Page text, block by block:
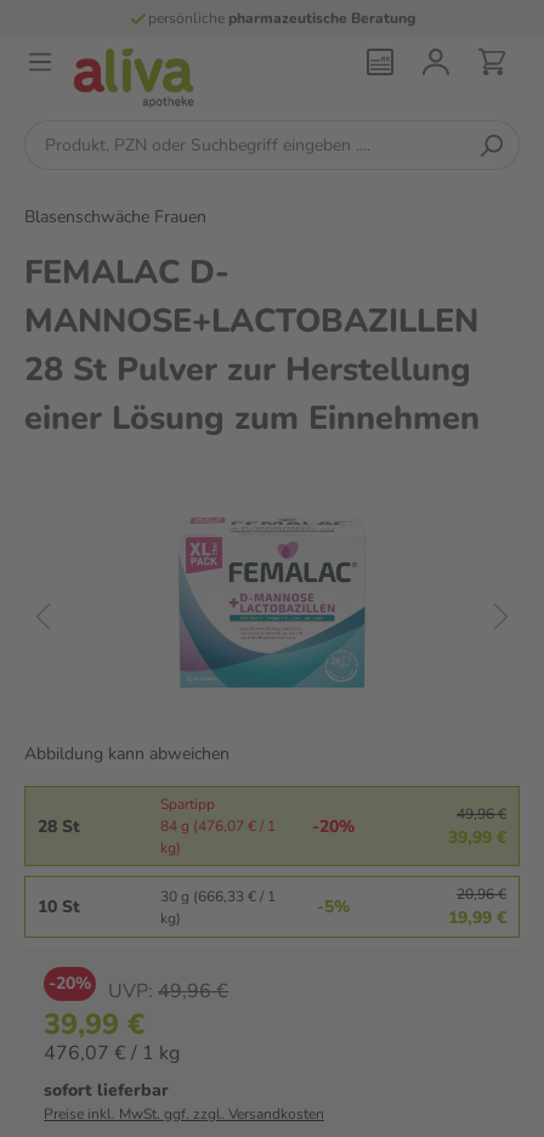
persönliche pharmazeutische Beratung
Blasenschwäche Frauen
FEMALAC D-
MANNOSE+LACTOBAZILLEN
28 St Pulver zur Herstellung
einer Lösung zum Einnehmen
Abbildung kann abweichen
28 St
Spartipp
84 g (476,07 € / 1
kg)
-20%
49,96 €
39,99 €
10 St
30 g (666,33 € / 1
kg)
-5%
20,96 €
19,99 €
-20% UVP: 49,96 €
39,99 €
476,07 € / 1 kg
sofort lieferbar
Preise inkl. MwSt. ggf. zzgl. Versandkosten